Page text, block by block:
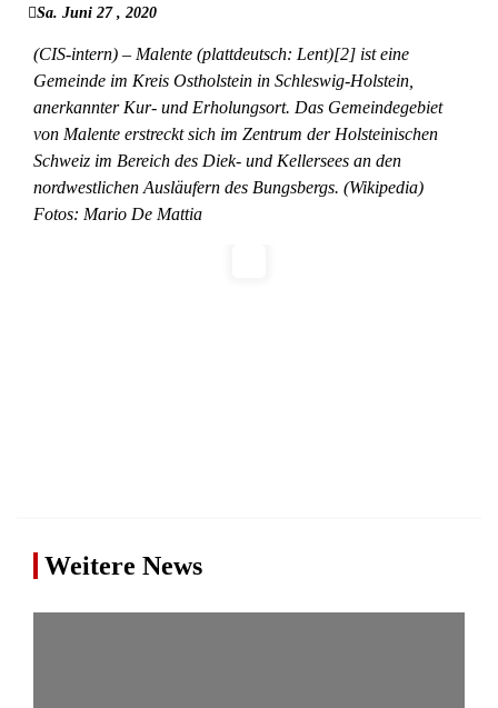
Sa. Juni 27 , 2020
(CIS-intern) – Malente (plattdeutsch: Lent)[2] ist eine
Gemeinde im Kreis Ostholstein in Schleswig-Holstein,
anerkannter Kur- und Erholungsort. Das Gemeindegebiet
von Malente erstreckt sich im Zentrum der Holsteinischen
Schweiz im Bereich des Diek- und Kellersees an den
nordwestlichen Ausläufern des Bungsbergs. (Wikipedia)
Fotos: Mario De Mattia
Weitere News